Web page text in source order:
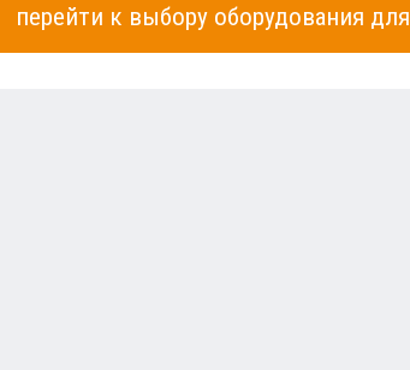
перейти к выбору оборудования